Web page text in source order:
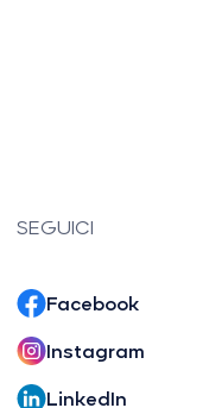
SEGUICI
Facebook
Instagram
LinkedIn